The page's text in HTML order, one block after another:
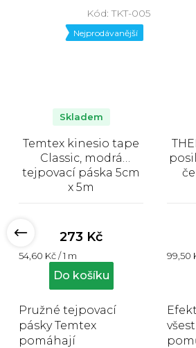
Nejprodávanější
Temtex kinesio tape
Classic, modrá
tejpovací páska 5cm
x 5m
produktu
4,5
Skladem
273 Kč
Měrná
54,60 Kč / 1 m
Do košíku
Pružné tejpovací
pásky Temtex
pomáhají
Kód:TKT-005
Měrná
99,50